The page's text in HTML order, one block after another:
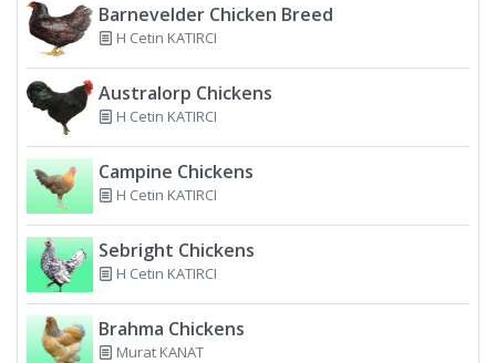
Barnevelder Chicken Breed
H Cetin KATIRCI
Australorp Chickens
H Cetin KATIRCI
Campine Chickens
H Cetin KATIRCI
Sebright Chickens
H Cetin KATIRCI
Brahma Chickens
Murat KANAT